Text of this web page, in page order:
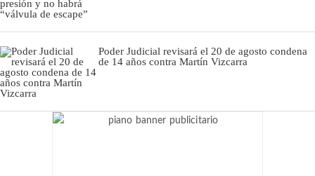
Poder Judicial revisará el 20 de agosto condena
de 14 años contra Martín Vizcarra